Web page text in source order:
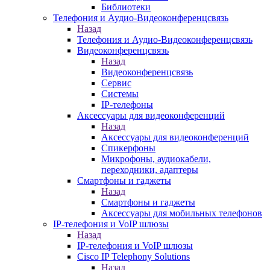
Библиотеки
Телефония и Аудио-Видеоконференцсвязь
Назад
Телефония и Аудио-Видеоконференцсвязь
Видеоконференцсвязь
Назад
Видеоконференцсвязь
Сервис
Системы
IP-телефоны
Аксессуары для видеоконференций
Назад
Аксессуары для видеоконференций
Спикерфоны
Микрофоны, аудиокабели,
переходники, адаптеры
Смартфоны и гаджеты
Назад
Смартфоны и гаджеты
Аксессуары для мобильных телефонов
IP-телефония и VoIP шлюзы
Назад
IP-телефония и VoIP шлюзы
Cisco IP Telephony Solutions
Назад